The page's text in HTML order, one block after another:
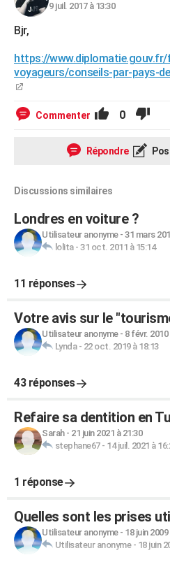
FORUM
9 juil. 2017 à 13:30
Bjr,
https://
voyageurs/conseils-par-pays-
Commenter 0
Répondre
Discussions similaires
Londres en voiture ?
Utilisateur anonyme- 31 mars
lolita- 31 oct. 2011 à 15:14
11 réponses
Votre avis sur le
Utilisateur anonyme- 8 févr. 2010
Lynda- 22 oct. 2019 à 18:13
43 réponses
Refaire sa dentition en
Sarah- 21 juin 2021 à 21:30
stephane67- 14 juil. 2021 à
1 réponse
Quelles sont les prises
Utilisateur anonyme- 18 juin 2009
Utilisateur anonyme- 18 juin